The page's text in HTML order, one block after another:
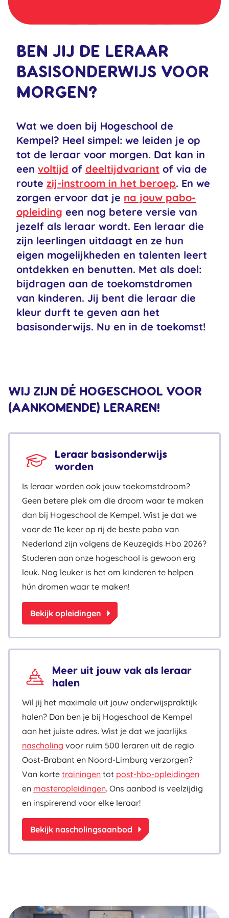
BEN JIJ DE LERAAR
BASISONDERWIJS VOOR
MORGEN?
Wat we doen bij Hogeschool de
Kempel? Heel simpel: we leiden je op
tot de leraar voor morgen. Dat kan in
een voltijd of deeltijdvariant of via de
route zij-instroom in het beroep. En we
zorgen ervoor dat je na jouw pabo-
opleiding een nog betere versie van
jezelf als leraar wordt. Een leraar die
zijn leerlingen uitdaagt en ze hun
eigen mogelijkheden en talenten leert
ontdekken en benutten. Met als doel:
bijdragen aan de toekomstdromen
van kinderen. Jij bent die leraar die
kleur durft te geven aan het
basisonderwijs. Nu en in de toekomst!
WIJ ZIJN DÉ HOGESCHOOL VOOR
(AANKOMENDE) LERAREN!
Leraar basisonderwijs
worden
Is leraar worden ook jouw toekomstdroom?
Geen betere plek om die droom waar te maken
dan bij Hogeschool de Kempel. Wist je dat we
voor de 11e keer op rij de beste pabo van
Nederland zijn volgens de Keuzegids Hbo 2026?
Studeren aan onze hogeschool is gewoon erg
leuk. Nog leuker is het om kinderen te helpen
hún dromen waar te maken!
Bekijk opleidingen arrow_right
Meer uit jouw vak als leraar
halen
Wil jij het maximale uit jouw onderwijspraktijk
halen? Dan ben je bij Hogeschool de Kempel
aan het juiste adres. Wist je dat we jaarlijks
nascholing voor ruim 500 leraren uit de regio
Oost-Brabant en Noord-Limburg verzorgen?
Van korte trainingen tot post-hbo-opleidingen
en masteropleidingen. Ons aanbod is veelzijdig
en inspirerend voor elke leraar!
Bekijk nascholingsaanbod arrow_right